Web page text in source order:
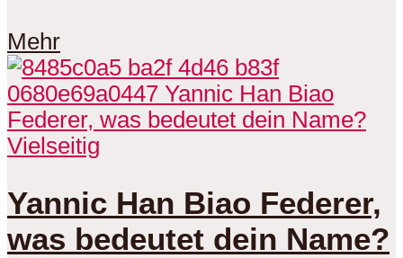
Mehr
Vielseitig
Yannic Han Biao Federer,
was bedeutet dein Name?